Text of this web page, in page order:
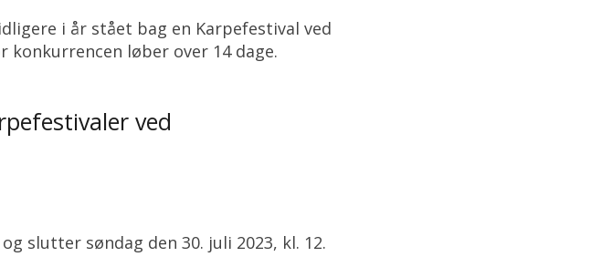
i år stået bag en Karpefestival ved
konkurrencen løber over 14 dage.
ved
slutter søndag den 30. juli 2023, kl. 12.